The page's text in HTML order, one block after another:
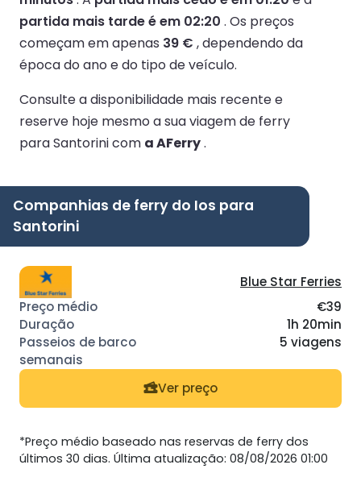
partida mais tarde é em 02:20 . Os preços
começam em apenas 39 € , dependendo da
época do ano e do tipo de veículo.
Consulte a disponibilidade mais recente e
reserve hoje mesmo a sua viagem de ferry
para Santorini com a AFerry.
Companhias de ferry do Ios para
Santorini
Blue Star Ferries
€39
1h 20min
5 viagens
Ver preço
*Preço médio baseado nas reservas de ferry dos
últimos 30 dias. Última atualização: 08/08/2026 01:00